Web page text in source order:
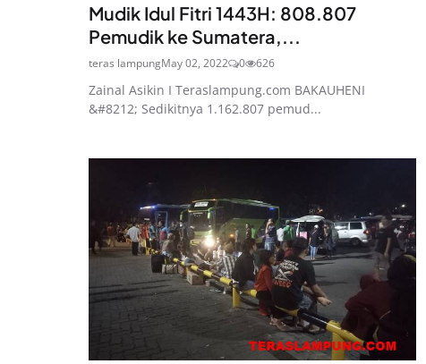
Mudik Idul Fitri 1443H: 808.807
Pemudik ke Sumatera,...
teras lampungMay 02, 2022 0 626
Zainal Asikin I Teraslampung.com BAKAUHENI
&#8212; Sedikitnya 1.162.807 pemud...